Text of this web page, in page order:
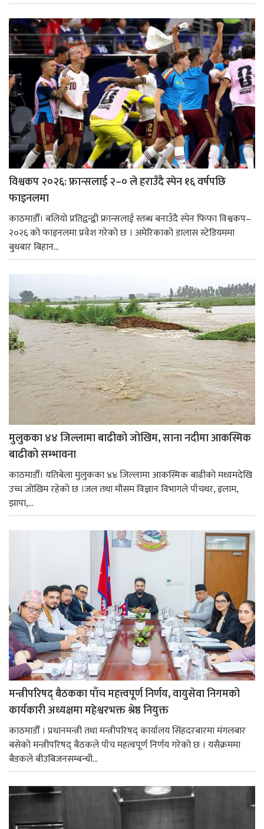
विश्वकप २०२६: फ्रान्सलाई २–० ले हराउँदै स्पेन १६ वर्षपछि
फाइनलमा
काठमाडौँ। बलियो प्रतिद्वन्द्वी फ्रान्सलाई स्तब्ध बनाउँदै स्पेन फिफा विश्वकप–
२०२६ को फाइनलमा प्रवेश गरेको छ । अमेरिकाको डालास स्टेडियममा
बुधबार बिहान...
मुलुकका ४४ जिल्लामा बाढीको जोखिम, साना नदीमा आकस्मिक
बाढीको सम्भावना
काठमाडौँ। यतिबेला मुलुकका ४४ जिल्लामा आकस्मिक बाढीको मध्यमदेखि
उच्च जोखिम रहेको छ ।जल तथा मौसम विज्ञान विभागले पाँचथर, इलाम,
झापा,...
मन्त्रीपरिषद् बैठकका पाँच महत्त्वपूर्ण निर्णय, वायुसेवा निगमको
कार्यकारी अध्यक्षमा महेश्वरभक्त श्रेष्ठ नियुक्त
काठमाडौँ । प्रधानमन्त्री तथा मन्त्रीपरिषद् कार्यालय सिंहदरबारमा मंगलबार
बसेको मन्त्रीपरिषद् बैठकले पाँच महत्वपूर्ण निर्णय गरेको छ । यसैक्रममा
बैडकले बीउबिजनसम्बन्धी...